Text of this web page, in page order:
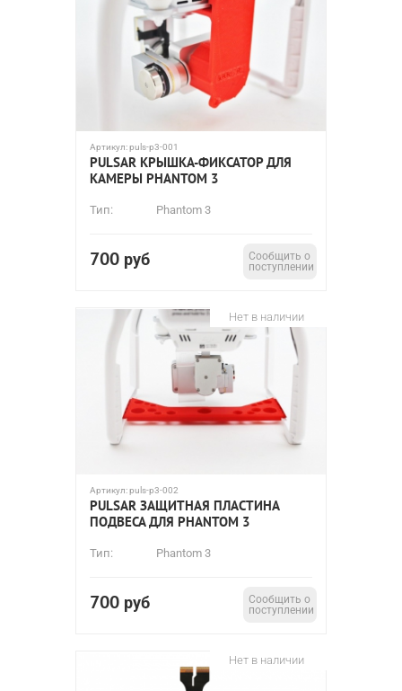
Артикул:puls-p3-001
PULSAR КРЫШКА-ФИКСАТОР ДЛЯ
КАМЕРЫ PHANTOM 3
Тип: Phantom 3
700 руб
Сообщить о
поступлении
Нет в наличии
Артикул:puls-p3-002
PULSAR ЗАЩИТНАЯ ПЛАСТИНА
ПОДВЕСА ДЛЯ PHANTOM 3
Тип: Phantom 3
700 руб
Сообщить о
поступлении
Нет в наличии